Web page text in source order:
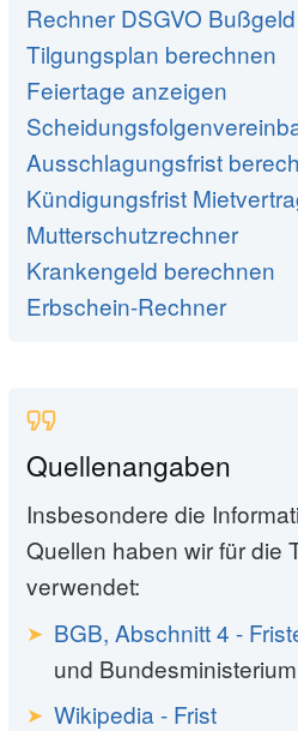
Rechner DSGVO Bußgeld
Tilgungsplan berechnen
Feiertage anzeigen
Ausschlagungsfrist
Kündigungsfrist
Mutterschutzrechner
Krankengeld berechnen
Erbschein-Rechner
Quellenangaben
Insbesondere die
Quellen haben wir für die
verwendet:
BGB, Abschnitt 4 -
und
Wikipedia - Frist